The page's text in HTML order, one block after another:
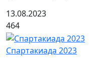
13.08.2023
464
Спартакиада 2023